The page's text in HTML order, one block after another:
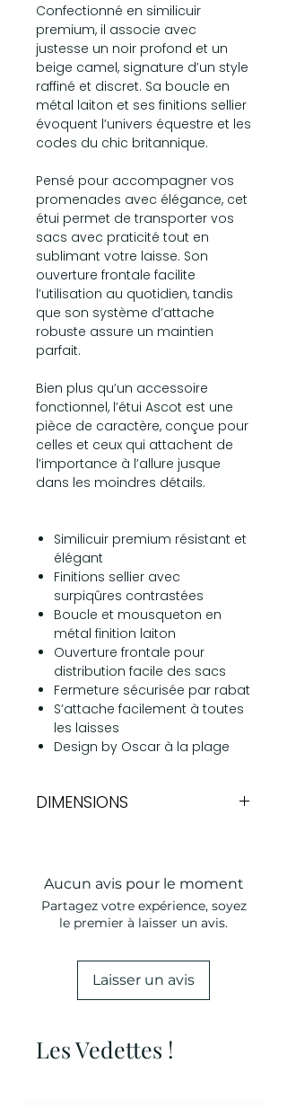
Confectionné en similicuir
premium, il associe avec
justesse un noir profond et un
beige camel, signature d’un style
raffiné et discret. Sa boucle en
métal laiton et ses finitions sellier
évoquent l’univers équestre et les
codes du chic britannique.
Pensé pour accompagner vos
promenades avec élégance, cet
étui permet de transporter vos
sacs avec praticité tout en
sublimant votre laisse. Son
ouverture frontale facilite
l’utilisation au quotidien, tandis
que son système d’attache
robuste assure un maintien
parfait.
Bien plus qu’un accessoire
fonctionnel, l’étui Ascot est une
pièce de caractère, conçue pour
celles et ceux qui attachent de
l’importance à l’allure jusque
dans les moindres détails.
Similicuir premium résistant et
élégant
Finitions sellier avec
surpiqûres contrastées
Boucle et mousqueton en
métal finition laiton
Ouverture frontale pour
distribution facile des sacs
Fermeture sécurisée par rabat
S’attache facilement à toutes
les laisses
Design by Oscar à la plage
DIMENSIONS
Aucun avis pour le moment
Partagez votre expérience, soyez
le premier à laisser un avis.
Laisser un avis
Les Vedettes !